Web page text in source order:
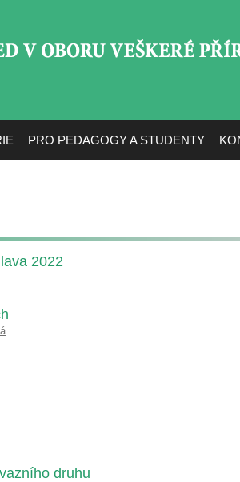
PRO PEDAGOGY A STUDENTY
2022
druhu